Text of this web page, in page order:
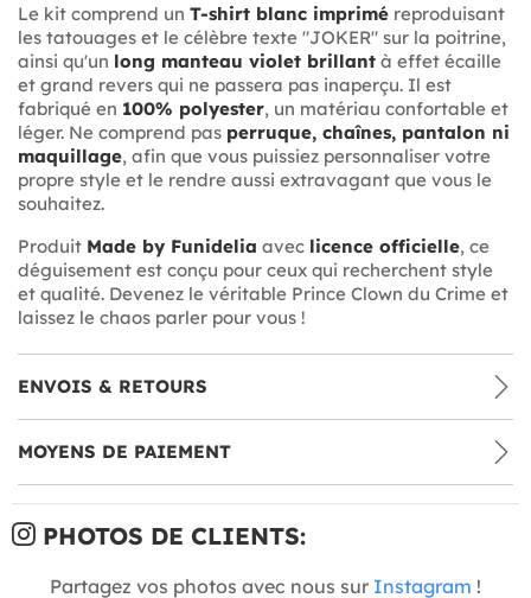
Le kit comprend un T-shirt blanc imprimé reproduisant
les tatouages et le célèbre texte "JOKER" sur la poitrine,
ainsi qu'un long manteau violet brillant à effet écaille
et grand revers qui ne passera pas inaperçu. Il est
fabriqué en 100% polyester, un matériau confortable et
léger. Ne comprend pas perruque, chaînes, pantalon ni
maquillage, afin que vous puissiez personnaliser votre
propre style et le rendre aussi extravagant que vous le
souhaitez.
Produit Made by Funidelia avec licence officielle, ce
déguisement est conçu pour ceux qui recherchent style
et qualité. Devenez le véritable Prince Clown du Crime et
laissez le chaos parler pour vous !
ENVOIS & RETOURS
MOYENS DE PAIEMENT
PHOTOS DE CLIENTS:
Partagez vos photos avec nous sur Instagram !